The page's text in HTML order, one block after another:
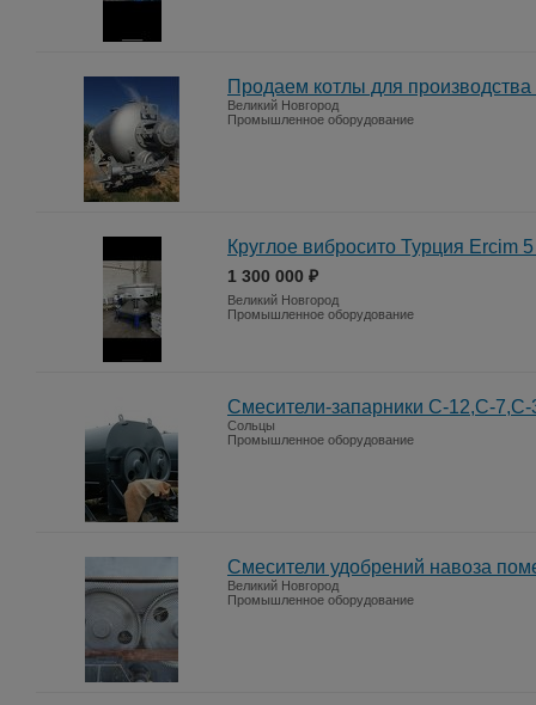
Продаем котлы для
Великий Новгород
Промышленное оборудование
Круглое вибросито Турция Ercim
1 300 000 ₽
Великий Новгород
Промышленное оборудование
Смесители-запарники С-12,С-7,С-
Сольцы
Промышленное оборудование
Смесители удобрений навоза
Великий Новгород
Промышленное оборудование